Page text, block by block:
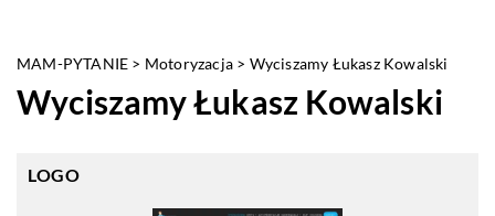
MAM-PYTANIE > Motoryzacja > Wyciszamy Łukasz Kowalski
Wyciszamy Łukasz Kowalski
LOGO